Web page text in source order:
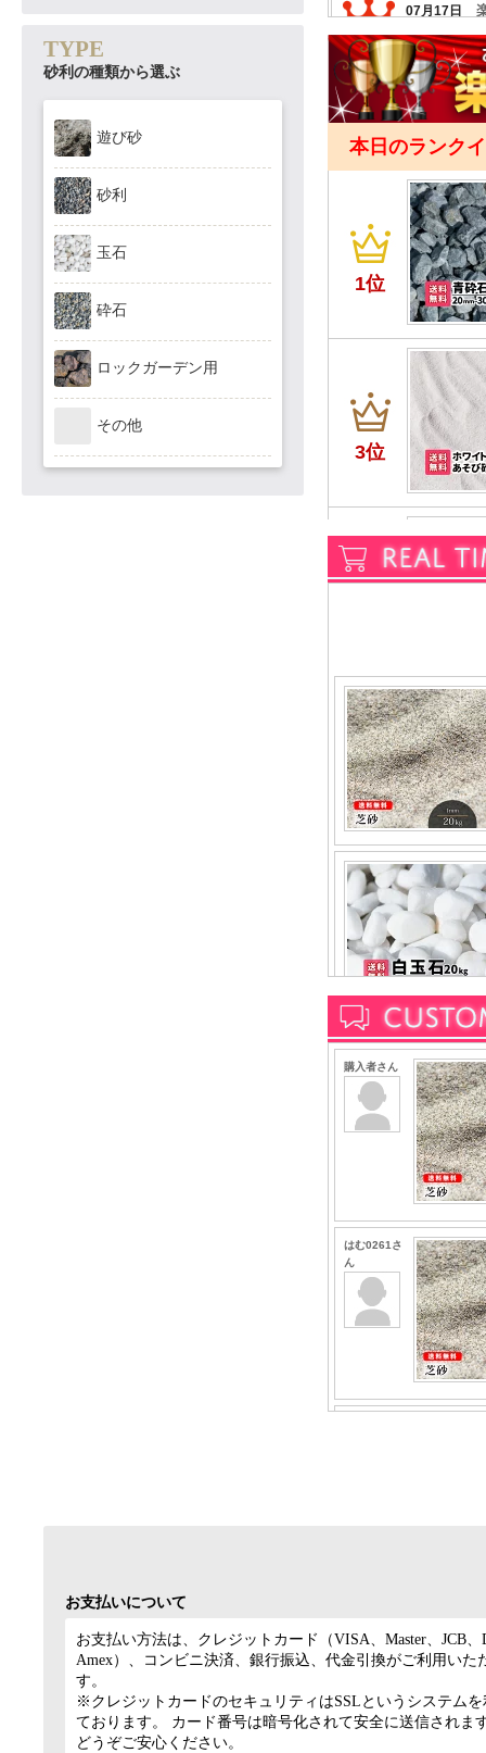
TYPE
砂利の種類から選ぶ
遊び砂
砂利
玉石
砕石
ロックガーデン用
その他
お支払いについて
お支払い方法は、クレジットカード（VISA、Master、JCB、
Amex）、コンビニ決済、銀行振込、代金引換がご利用いた
す。
※クレジットカードのセキュリティはSSLというシステムを
ております。 カード番号は暗号化されて安全に送信されま
どうぞご安心ください。